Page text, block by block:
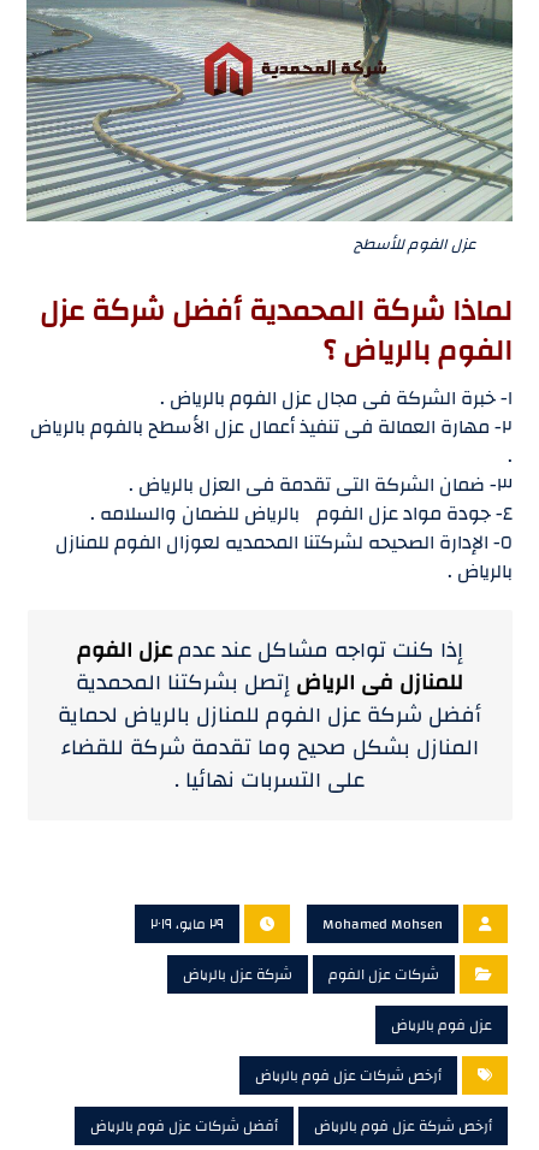
عزل الفوم للأسطح
لماذا شركة المحمدية أفضل شركة عزل
الفوم بالرياض ؟
١- خبرة الشركة فى مجال عزل الفوم بالرياض .
٢- مهارة العمالة فى تنفيذ أعمال عزل الأسطح بالفوم بالرياض
.
٣- ضمان الشركة التى تقدمة فى العزل بالرياض .
٤- جودة مواد عزل الفوم بالرياض للضمان والسلامه .
٥- الإدارة الصحيحه لشركتنا المحمديه لعوزال الفوم للمنازل
بالرياض .
إذا كنت تواجه مشاكل عند عدمعزل الفوم
للمنازل فى الرياضإتصل بشركتنا المحمدية
أفضل شركة عزل الفوم للمنازل بالرياض لحماية
المنازل بشكل صحيح وما تقدمة شركة للقضاء
على التسربات نهائيا .
Mohamed Mohsen
٢٩ مايو، ٢٠١٩
شركات عزل الفوم
شركة عزل بالرياض
عزل فوم بالرياض
أرخص شركات عزل فوم بالرياض
أرخص شركة عزل فوم بالرياض
أفضل شركات عزل فوم بالرياض